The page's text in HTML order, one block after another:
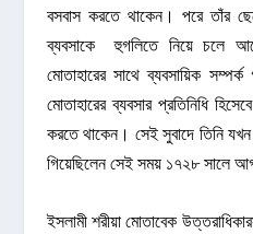
বসবাস করতে থাকেন। পরে তাঁর
ব্যবসাকে হুগলিতে নিয়ে চলে
মোতাহারের সাথে ব্যবসায়িক
মোতাহারের ব্যবসার প্রতিনিধি
করতে থাকেন। সেই সুবাদে তিনি
গিয়েছিলেন সেই সময় ১৭২৮ সালে
ইসলামী শরীয়া মোতাবেক